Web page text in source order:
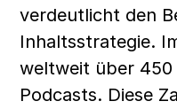
verdeutlicht den
Inhaltsstrategie.
weltweit über 450
Podcasts. Diese